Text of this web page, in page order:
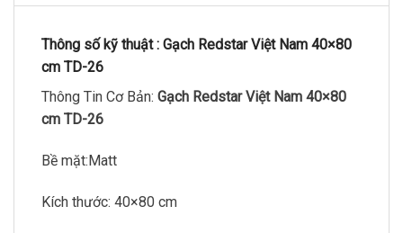
Thông số kỹ thuật : Gạch Redstar Việt Nam 40×80
cm TD-26
Thông Tin Cơ Bản: Gạch Redstar Việt Nam 40×80
cm TD-26
Bề mặt:Matt
Kích thước: 40×80 cm